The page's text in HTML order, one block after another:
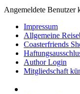
Angemeldete Benutzer
Impressum
Allgemeine
Coasterfriends
Author Login
Mitgliedschaft